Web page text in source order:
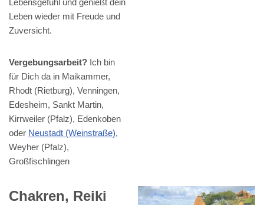
Lebensgefühl und genießt dein
Leben wieder mit Freude und
Zuversicht.
Vergebungsarbeit? Ich bin
für Dich da in Maikammer,
Rhodt (Rietburg), Venningen,
Edesheim, Sankt Martin,
Kirrweiler (Pfalz), Edenkoben
oder Neustadt (Weinstraße),
Weyher (Pfalz),
Großfischlingen
Chakren, Reiki